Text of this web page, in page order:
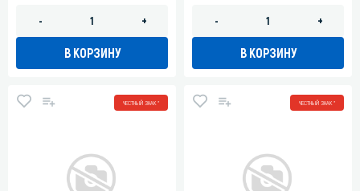
- +
В КОРЗИНУ
- +
В КОРЗИНУ
ЧЕСТНЫЙ ЗНАК * ЧЕСТНЫЙ ЗНАК *